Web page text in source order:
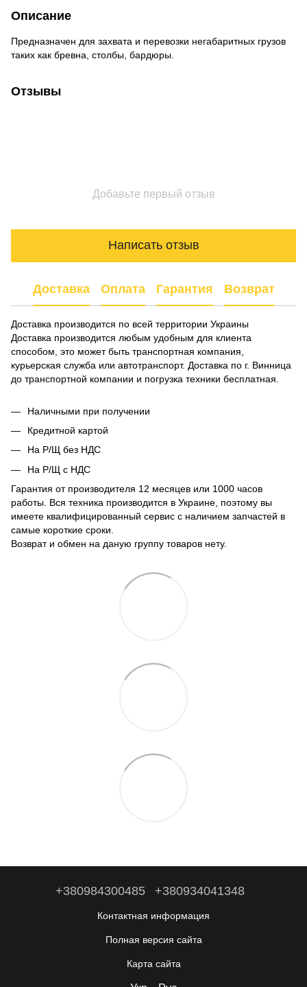
Описание
Предназначен для захвата и перевозки негабаритных грузов
таких как бревна, столбы, бардюры.
Отзывы
Добавьте первый отзыв
Написать отзыв
Доставка Оплата Гарантия Возврат
Доставка производится по всей территории Украины
Доставка производится любым удобным для клиента
способом, это может быть транспортная компания,
курьерская служба или автотранспорт. Доставка по г. Винница
до транспортной компании и погрузка техники бесплатная.
Наличными при получении
Кредитной картой
На Р/Щ без НДС
На Р/Щ с НДС
Гарантия от производителя 12 месяцев или 1000 часов
работы. Вся техника производится в Украине, поэтому вы
имеете квалифицированный сервис с наличием запчастей в
самые короткие сроки.
Возврат и обмен на даную группу товаров нету.
+380984300485 +380934041348
Контактная информация
Полная версия сайта
Карта сайта